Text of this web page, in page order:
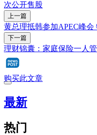
次公开售股
上一篇
黄总理抵韩参加APEC峰会
下一篇
理财锦囊：家庭保险一人
购买此文章
最新
热门